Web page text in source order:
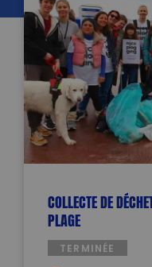
COLLECTE DE
PLAGE
TERMINÉE